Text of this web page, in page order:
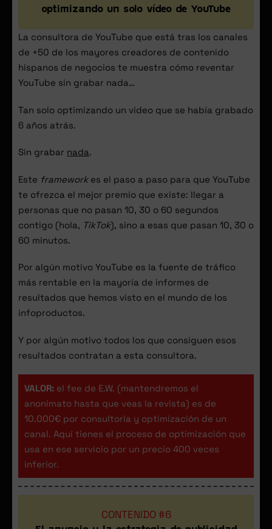
optimizando un solo vídeo de YouTube
La consultora de YouTube que está tras los canales
de +50 de los mayores creadores de contenido
hispanos de negocios te muestra cómo reventar
YouTube sin grabar nada…
Tan solo optimizando un vídeo que se había grabado
6 años atrás.
Sin grabar nada.
Este frameworkes el paso a paso para que YouTube
te ofrezca el mejor premio que existe: llegar a
personas que no pasan 10, 30 o 60 segundos
contigo (hola, TikTok), sino a esas que pasan 10, 30 o
60 minutos.
Por algún motivo YouTube es la fuente de tráfico
más rentable en la mayoría de informes de
resultados que hemos visto en el mundo de los
infoproductos.
Y por algún motivo todos los que consiguen esos
resultados contratan a esta consultora.
VALOR: el fee de E.W. (mantendremos el
anonimato hasta que veas la revista) es de
10.000€ por consultoría y optimización de un
canal. Aquí tienes el proceso de optimización que
usa en ese servicio por un precio 400 veces
inferior.
CONTENIDO #6